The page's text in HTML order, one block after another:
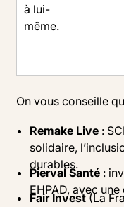
à lui-
même.
On vous conseille
Remake Live :
solidaire,
durables.
Pierval Santé :
EHPAD, avec
Fair Invest(La